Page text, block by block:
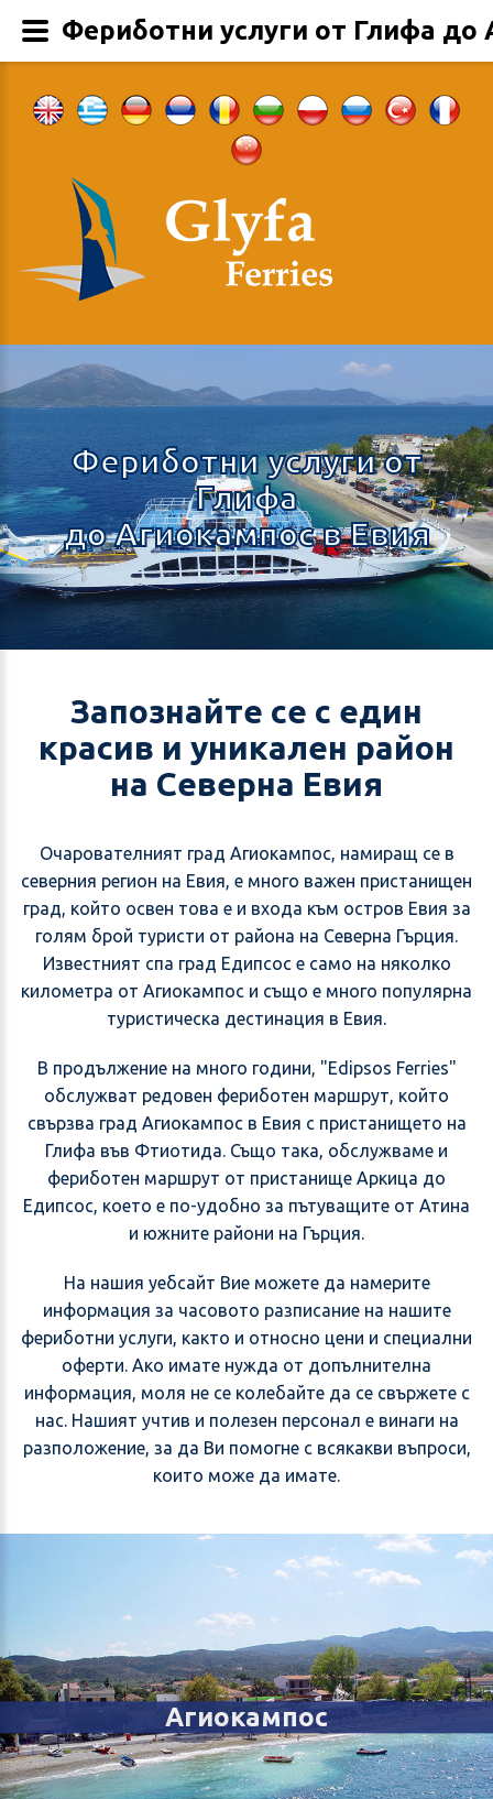
Фериботни услуги от
Глифа
до Агиокампос в Евия
Запознайте се с един
красив и уникален район
на Северна Евия
Очарователният град Агиокампос, намиращ се в
северния регион на Евия, е много важен пристанищен
град, който освен това е и входа към остров Евия за
голям брой туристи от района на Северна Гърция.
Известният спа град Едипсос е само на няколко
километра от Агиокампос и също е много популярна
туристическа дестинация в Евия.
В продължение на много години, "Edipsos Ferries"
обслужват редовен фериботен маршрут, който
свързва град Агиокампос в Евия с пристанището на
Глифа във Фтиотида. Също така, обслужваме и
фериботен маршрут от пристанище Аркица до
Едипсос, което е по-удобно за пътуващите от Атина
и южните райони на Гърция.
На нашия уебсайт Вие можете да намерите
информация за часовото разписание на нашите
фериботни услуги, както и относно цени и специални
оферти. Ако имате нужда от допълнителна
информация, моля не се колебайте да се свържете с
нас. Нашият учтив и полезен персонал е винаги на
разположение, за да Ви помогне с всякакви въпроси,
които може да имате.
Агиокампос
Фериботни услуги от Глифа до